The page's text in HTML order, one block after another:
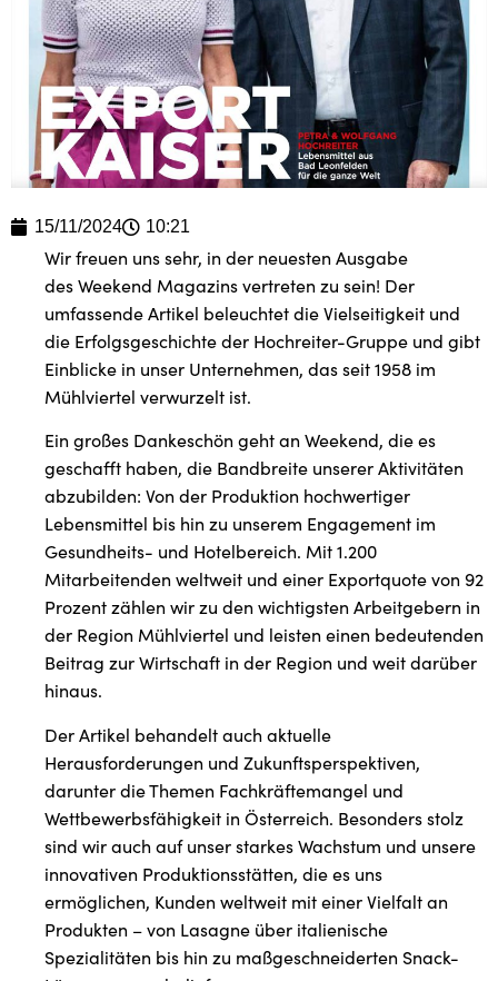
15/11/2024 10:21
Wir freuen uns sehr, in der neuesten Ausgabe
des Weekend Magazins vertreten zu sein! Der
umfassende Artikel beleuchtet die Vielseitigkeit und
die Erfolgsgeschichte der Hochreiter-Gruppe und gibt
Einblicke in unser Unternehmen, das seit 1958 im
Mühlviertel verwurzelt ist.
Ein großes Dankeschön geht an Weekend, die es
geschafft haben, die Bandbreite unserer Aktivitäten
abzubilden: Von der Produktion hochwertiger
Lebensmittel bis hin zu unserem Engagement im
Gesundheits- und Hotelbereich. Mit 1.200
Mitarbeitenden weltweit und einer Exportquote von 92
Prozent zählen wir zu den wichtigsten Arbeitgebern in
der Region Mühlviertel und leisten einen bedeutenden
Beitrag zur Wirtschaft in der Region und weit darüber
hinaus.
Der Artikel behandelt auch aktuelle
Herausforderungen und Zukunftsperspektiven,
darunter die Themen Fachkräftemangel und
Wettbewerbsfähigkeit in Österreich. Besonders stolz
sind wir auch auf unser starkes Wachstum und unsere
innovativen Produktionsstätten, die es uns
ermöglichen, Kunden weltweit mit einer Vielfalt an
Produkten – von Lasagne über italienische
Spezialitäten bis hin zu maßgeschneiderten Snack-